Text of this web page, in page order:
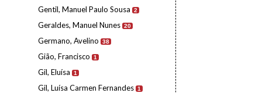
Gentil, Manuel Paulo Sousa 2
Geraldes, Manuel Nunes 20
Germano, Avelino 38
Gião, Francisco 1
Gil, Eluísa 1
Gil, Luísa Carmen Fernandes 1